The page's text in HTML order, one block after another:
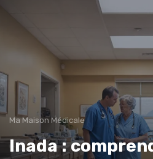
Ma Maison Médicale
Inada :